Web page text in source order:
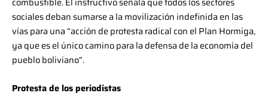
sociales deban sumarse a la movilización indefinida en las
vías para una “acción de protesta radical con el Plan Hormiga,
ya que es el único camino para la defensa de la economía del
pueblo boliviano”.
Protesta de los periodistas